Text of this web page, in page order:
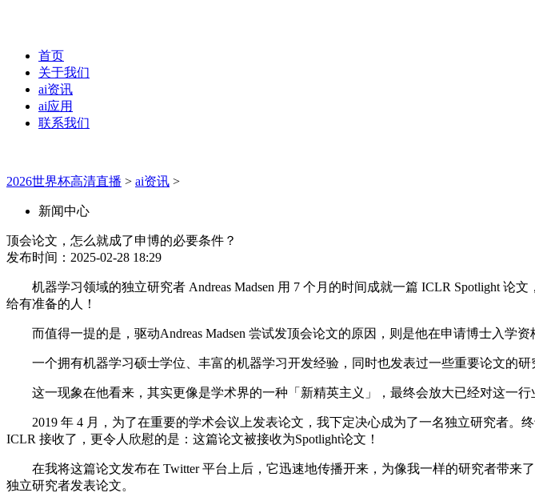
首页
关于我们
ai资讯
ai应用
联系我们
2026世界杯高清直播 > ai资讯 >
新闻中心
顶会论文，怎么就成了申博的必要条件？
发布时间：2025-02-28 18:29
机器学习领域的独立研究者 Andreas Madsen 用 7 个月的时间成就一篇 ICLR Spotlight 论
给有准备的人！
而值得一提的是，驱动Andreas Madsen 尝试发顶会论文的原因，则是他在申请博士入学资
一个拥有机器学习硕士学位、丰富的机器学习开发经验，同时也发表过一些重要论文的研
这一现象在他看来，其实更像是学术界的一种「新精英主义」，最终会放大已经对这一行
2019 年 4 月，为了在重要的学术会议上发表论文，我下定决心成为了一名独立研究者。
ICLR 接收了，更令人欣慰的是：这篇论文被接收为Spotlight论文！
在我将这篇论文发布在 Twitter 平台上后，它迅速地传播开来，为像我一样的研究者带来
独立研究者发表论文。